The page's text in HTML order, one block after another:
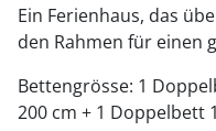
Ein Ferienhaus, das
den Rahmen für einen
Bettengrösse: 1
200 cm + 1 Doppelbett